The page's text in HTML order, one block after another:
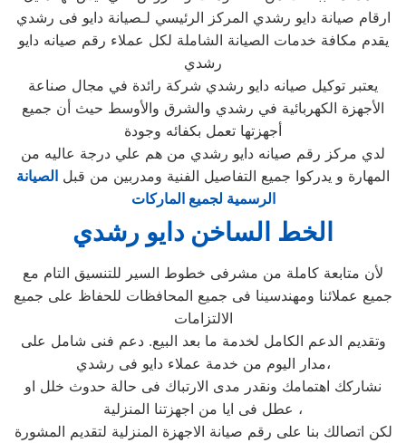
ارقام صيانة دايو رشدي المركز الرئيسي لـصيانة دايو فى رشدي
يقدم مكافة خدمات الصيانة الشاملة لكل عملاء رقم صيانه دايو
رشدي
يعتبر توكيل صيانه دايو رشدي شركة رائدة في مجال صناعة
الأجهزة الكهربائية في رشدي والشرق والأوسط حيث أن جميع
أجهزتها تعمل بكفائه وجودة
لدي مركز رقم صيانه دايو رشدي من هم علي درجة عاليه من
المهارة و يدركوا جميع التفاصيل الفنية ومدربين من قبل الصيانة
الرسمية لجميع الماركات
الخط الساخن دايو رشدي
لأن متابعة كاملة من مشرفى خطوط السير للتنسيق التام مع
جميع عملائنا ومهندسينا فى جميع المحافظات للحفاظ على جميع
الالتزامات
وتقديم الدعم الكامل لخدمة ما بعد البيع. دعم فنى شامل على
مدار اليوم من خدمة عملاء دايو فى رشدي،
نشاركك اهتمامك ونقدر مدى الارتباك فى حالة حدوث خلل او
عطل فى ايا من اجهزتنا المنزلية ،
لكن اتصالك بنا على رقم صيانة الاجهزة المنزلية لتقديم المشورة